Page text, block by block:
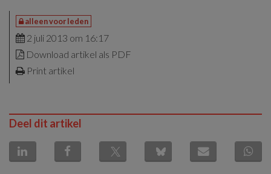
alleen voor leden
2 juli 2013 om 16:17
Download artikel als PDF
Print artikel
Deel dit artikel